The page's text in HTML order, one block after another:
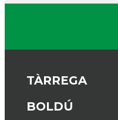
TÀRREGA
BOLDÚ